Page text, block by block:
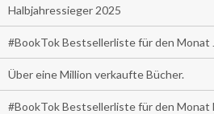
Halbjahressieger 2025
#BookTok Bestsellerliste für den Monat
Über eine Million verkaufte Bücher.
#BookTok Bestsellerliste für den Monat